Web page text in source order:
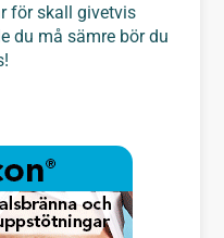
för skall givetvis
du må sämre bör du